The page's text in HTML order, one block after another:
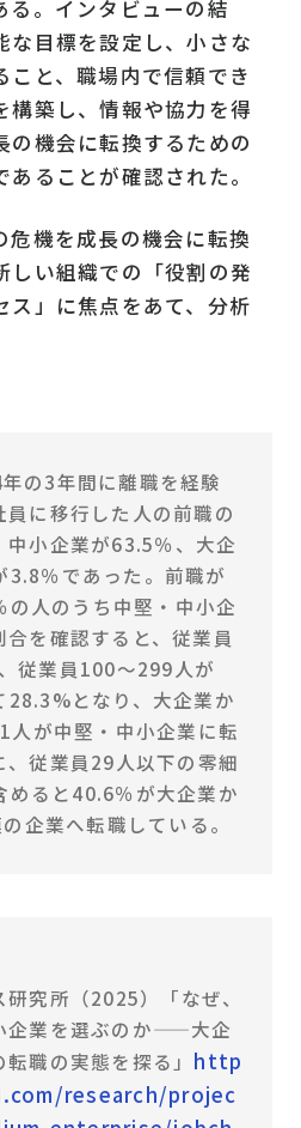
る。インタビューの結
な目標を設定し、小さな
こと、職場内で信頼でき
構築し、情報や協力を得
の機会に転換するための
ることが確認された。
危機を成長の機会に転換
しい組織での「役割の発
ス」に焦点をあて、分析
の3年間に離職を経験
員に移行した人の前職の
中小企業が63.5％、大企
3.8％であった。前職が
人のうち中堅・中小企
を確認すると、従業員
従業員100～299人が
28.3%となり、大企業か
人が中堅・中小企業に転
従業員29人以下の零細
めると40.6％が大企業か
企業へ転職している。
究所（2025）「なぜ、
企業を選ぶのか——大企
職の実態を探る」 http
research/projec